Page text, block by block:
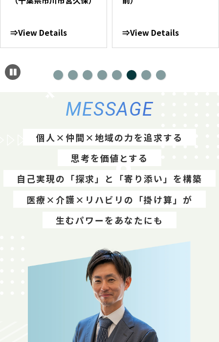
⇒View Details ⇒View Details
MESSAGE
個人×仲間×地域の力を追求する
思考を価値とする
自己実現の「探求」と「寄り添い」を構築
医療×介護×リハビリの「掛け算」が
生むパワーをあなたにも